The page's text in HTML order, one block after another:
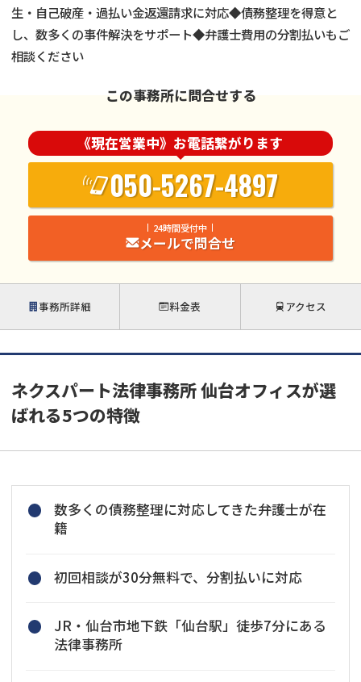
生・自己破産・過払い金返還請求に対応◆債務整理を得意と
し、数多くの事件解決をサポート◆弁護士費用の分割払いもご
相談ください
この事務所に問合せする
《現在営業中》お電話繋がります
050-5267-4897
24時間受付中
メールで問合せ
事務所詳細 料金表 アクセス
ネクスパート法律事務所 仙台オフィスが選
ばれる5つの特徴
数多くの債務整理に対応してきた弁護士が在
籍
初回相談が30分無料で、分割払いに対応
JR・仙台市地下鉄「仙台駅」徒歩7分にある
法律事務所